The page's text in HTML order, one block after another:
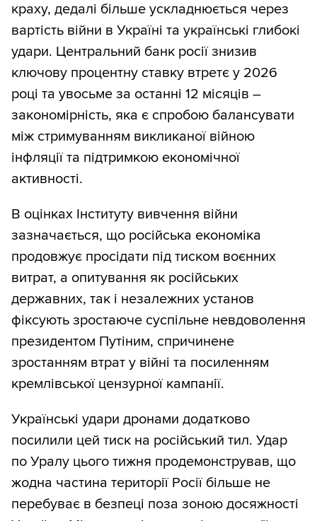
краху, дедалі більше ускладнюється через
вартість війни в Україні та українські глибокі
удари. Центральний банк росії знизив
ключову процентну ставку втретє у 2026
році та увосьме за останні 12 місяців –
закономірність, яка є спробою балансувати
між стримуванням викликаної війною
інфляції та підтримкою економічної
активності.
В оцінках Інституту вивчення війни
зазначається, що російська економіка
продовжує просідати під тиском воєнних
витрат, а опитування як російських
державних, так і незалежних установ
фіксують зростаюче суспільне невдоволення
президентом Путіним, спричинене
зростанням втрат у війні та посиленням
кремлівської цензурної кампанії.
Українські удари дронами додатково
посилили цей тиск на російський тил. Удар
по Уралу цього тижня продемонстрував, що
жодна частина території Росії більше не
перебуває в безпеці поза зоною досяжності